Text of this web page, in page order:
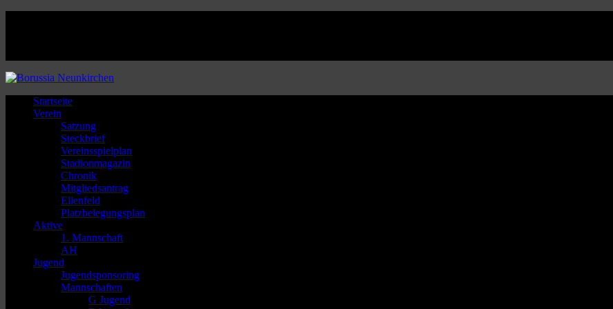
Startseite
Verein
Satzung
Steckbrief
Vereinsspielplan
Stadionmagazin
Chronik
Mitgliedsantrag
Ellenfeld
Platzbelegungsplan
Aktive
1. Mannschaft
AH
Jugend
Jugendsponsoring
Mannschaften
G Jugend